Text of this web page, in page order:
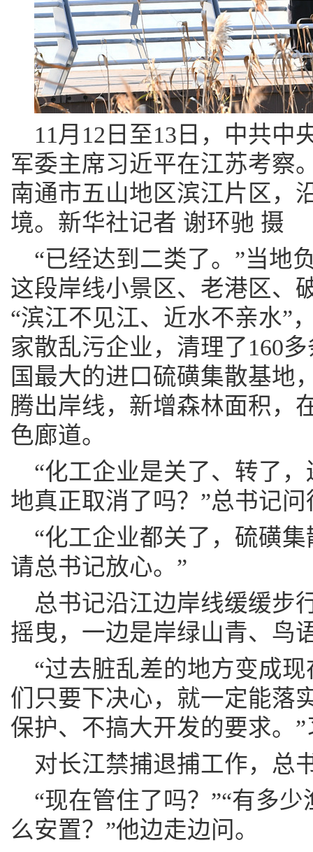
11月12日至13日，中共中
军委主席习近平在江苏考察
南通市五山地区滨江片区，
境。新华社记者 谢环驰 摄
“已经达到二类了。”当地
这段岸线小景区、老港区、
“滨江不见江、近水不亲水”
家散乱污企业，清理了160
国最大的进口硫磺集散基地
腾出岸线，新增森林面积，
色廊道。
“化工企业是关了、转了
地真正取消了吗？”总书记
“化工企业都关了，硫磺
请总书记放心。”
总书记沿江边岸线缓缓步
摇曳，一边是岸绿山青、鸟
“过去脏乱差的地方变成
们只要下决心，就一定能落
保护、不搞大开发的要求。
对长江禁捕退捕工作，总
“现在管住了吗？”“有多
么安置？”他边走边问。